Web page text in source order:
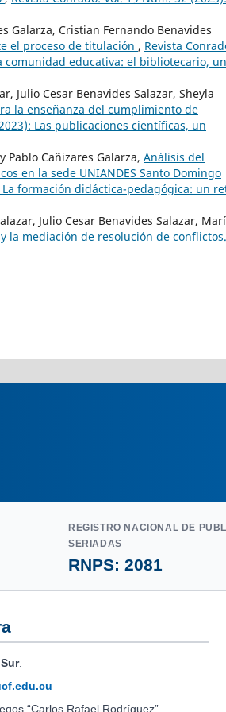
Galarza, Cristian Fernando Benavides
el proceso de titulación , Revista
comunidad educativa: el bibliotecario, un
Julio Cesar Benavides Salazar, Sheyla
la enseñanza del cumplimiento de
Las publicaciones científicas, un
Pablo Cañizares Galarza, Análisis del
en la sede UNIANDES Santo Domingo
La formación didáctica-pedagógica: un
Julio Cesar Benavides Salazar,
la mediación de resolución de conflictos.
REGISTRO NACIONAL DE
SERIADAS
RNPS: 2081
.
“Carlos Rafael Rodríguez”.